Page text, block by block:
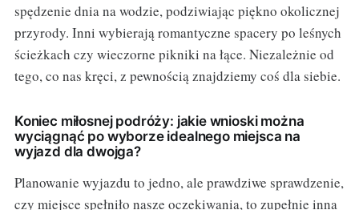
spędzenie dnia na wodzie, podziwiając piękno okolicznej
przyrody. Inni wybierają romantyczne spacery po leśnych
ścieżkach czy wieczorne pikniki na łące. Niezależnie od
tego, co nas kręci, z pewnością znajdziemy coś dla siebie.
Koniec miłosnej podróży: jakie wnioski można
wyciągnąć po wyborze idealnego miejsca na
wyjazd dla dwojga?
Planowanie wyjazdu to jedno, ale prawdziwe sprawdzenie,
czy miejsce spełniło nasze oczekiwania, to zupełnie inna